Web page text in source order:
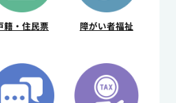
籍・住民票 障がい者福祉